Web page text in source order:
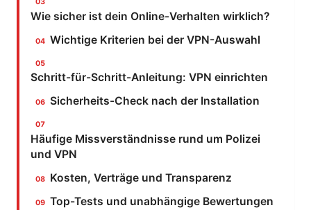
Wie sicher ist dein Online-Verhalten wirklich?
Wichtige Kriterien bei der VPN-Auswahl
Schritt-für-Schritt-Anleitung: VPN einrichten
Sicherheits-Check nach der Installation
Häufige Missverständnisse rund um Polizei
und VPN
Kosten, Verträge und Transparenz
Top-Tests und unabhängige Bewertungen